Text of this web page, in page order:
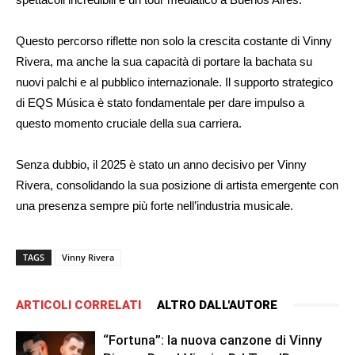
Questo percorso riflette non solo la crescita costante di Vinny
Rivera, ma anche la sua capacità di portare la bachata su
nuovi palchi e al pubblico internazionale. Il supporto strategico
di EQS Música è stato fondamentale per dare impulso a
questo momento cruciale della sua carriera.
Senza dubbio, il 2025 è stato un anno decisivo per Vinny
Rivera, consolidando la sua posizione di artista emergente con
una presenza sempre più forte nell’industria musicale.
TAGS Vinny Rivera
ARTICOLI CORRELATI ALTRO DALL'AUTORE
“Fortuna”: la nuova canzone di Vinny